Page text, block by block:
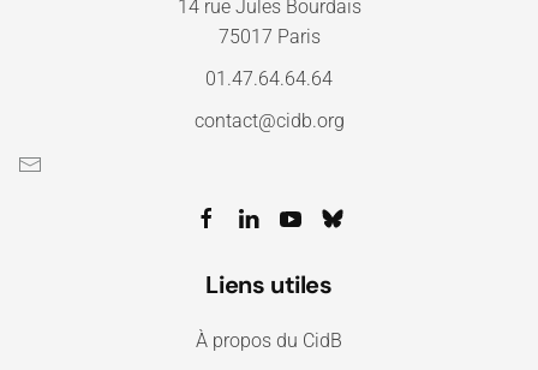
14 rue Jules Bourdais
75017 Paris
01.47.64.64.64
contact@cidb.org
Liens utiles
À propos du CidB